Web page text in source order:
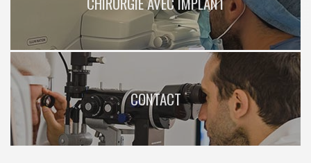
CONTACT